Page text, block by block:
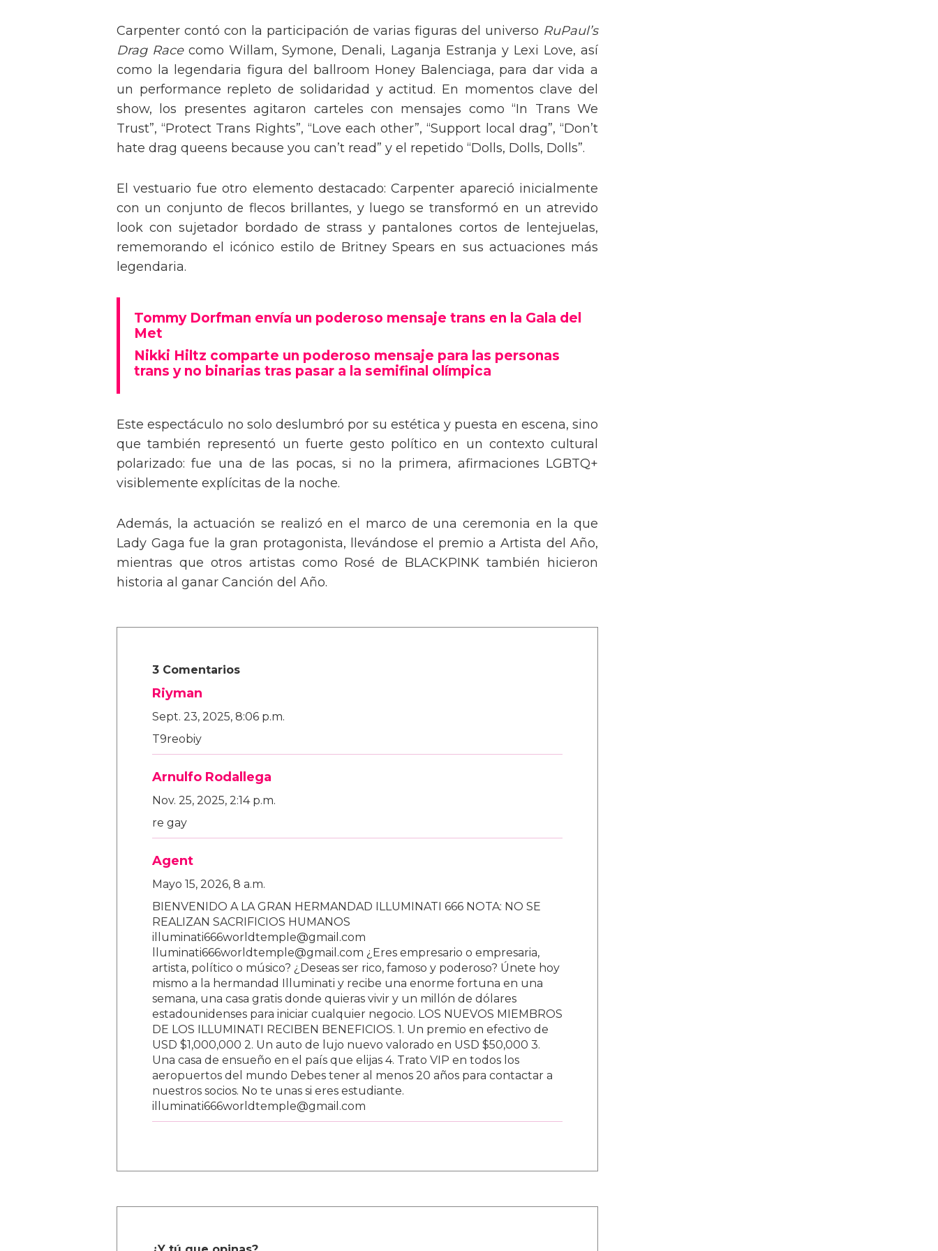
Carpenter contó con la participación de varias figuras del universo RuPaul’s
Drag Racecomo Willam, Symone, Denali, Laganja Estranja y Lexi Love, así
como la legendaria figura del ballroom Honey Balenciaga, para dar vida a
un performance repleto de solidaridad y actitud. En momentos clave del
show, los presentes agitaron carteles con mensajes como “In Trans We
Trust”, “Protect Trans Rights”, “Love each other”, “Support local drag”, “Don’t
hate drag queens because you can’t read” y el repetido “Dolls, Dolls, Dolls”.
El vestuario fue otro elemento destacado: Carpenter apareció inicialmente
con un conjunto de flecos brillantes, y luego se transformó en un atrevido
look con sujetador bordado de strass y pantalones cortos de lentejuelas,
rememorando el icónico estilo de Britney Spears en sus actuaciones más
legendaria.
Tommy Dorfman envía un poderoso mensaje trans en la Gala del
Met
Nikki Hiltz comparte un poderoso mensaje para las personas
trans y no binarias tras pasar a la semifinal olímpica
Este espectáculo no solo deslumbró por su estética y puesta en escena, sino
que también representó un fuerte gesto político en un contexto cultural
polarizado: fue una de las pocas, si no la primera, afirmaciones LGBTQ+
visiblemente explícitas de la noche.
Además, la actuación se realizó en el marco de una ceremonia en la que
Lady Gaga fue la gran protagonista, llevándose el premio a Artista del Año,
mientras que otros artistas como Rosé de BLACKPINK también hicieron
historia al ganar Canción del Año.
3 Comentarios
Riyman
Sept. 23, 2025, 8:06 p.m.
T9reobiy
Arnulfo Rodallega
Nov. 25, 2025, 2:14 p.m.
re gay
Agent
Mayo 15, 2026, 8 a.m.
BIENVENIDO A LA GRAN HERMANDAD ILLUMINATI 666 NOTA: NO SE
REALIZAN SACRIFICIOS HUMANOS
illuminati666worldtemple@gmail.com
lluminati666worldtemple@gmail.com ¿Eres empresario o empresaria,
artista, político o músico? ¿Deseas ser rico, famoso y poderoso? Únete hoy
mismo a la hermandad Illuminati y recibe una enorme fortuna en una
semana, una casa gratis donde quieras vivir y un millón de dólares
estadounidenses para iniciar cualquier negocio. LOS NUEVOS MIEMBROS
DE LOS ILLUMINATI RECIBEN BENEFICIOS. 1. Un premio en efectivo de
USD $1,000,000 2. Un auto de lujo nuevo valorado en USD $50,000 3.
Una casa de ensueño en el país que elijas 4. Trato VIP en todos los
aeropuertos del mundo Debes tener al menos 20 años para contactar a
nuestros socios. No te unas si eres estudiante.
illuminati666worldtemple@gmail.com